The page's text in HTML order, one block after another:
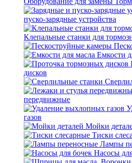
пуско-зарядные устройства
Клепальные станки для
Емкости
дисков
передвижные
газов
Мойки
Тиски
Лампы
Насосы